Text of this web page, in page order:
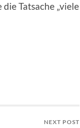
Tat­sa­che „vie­le
NEXT POST